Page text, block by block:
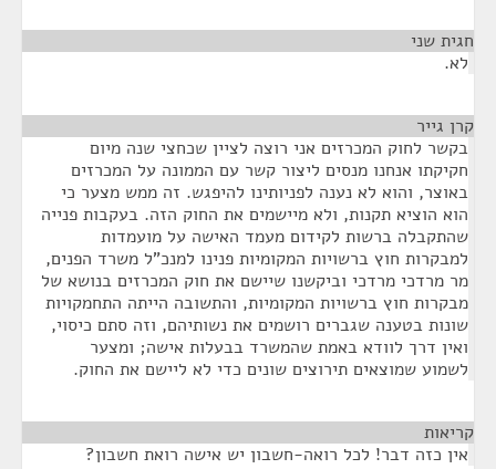
חגית שני
לא.
קרן גייר
בקשר לחוק המכרזים אני רוצה לציין שכחצי שנה מיום
חקיקתו אנחנו מנסים ליצור קשר עם הממונה על המכרזים
באוצר, והוא לא נענה לפניותינו להיפגש. זה ממש מצער כי
הוא הוציא תקנות, ולא מיישמים את החוק הזה. בעקבות פנייה
שהתקבלה ברשות לקידום מעמד האישה על מועמדות
למבקרות חוץ ברשויות המקומיות פנינו למנכ"ל משרד הפנים,
מר מרדכי מרדכי וביקשנו שיישם את חוק המכרזים בנושא של
מבקרות חוץ ברשויות המקומיות, והתשובה הייתה התחמקויות
שונות בטענה שגברים רושמים את נשותיהם, וזה סתם כיסוי,
ואין דרך לוודא באמת שהמשרד בבעלות אישה; ומצער
לשמוע שמוצאים תירוצים שונים כדי לא ליישם את החוק.
קריאות
אין כזה דבר! לכל רואה-חשבון יש אישה רואת חשבון?